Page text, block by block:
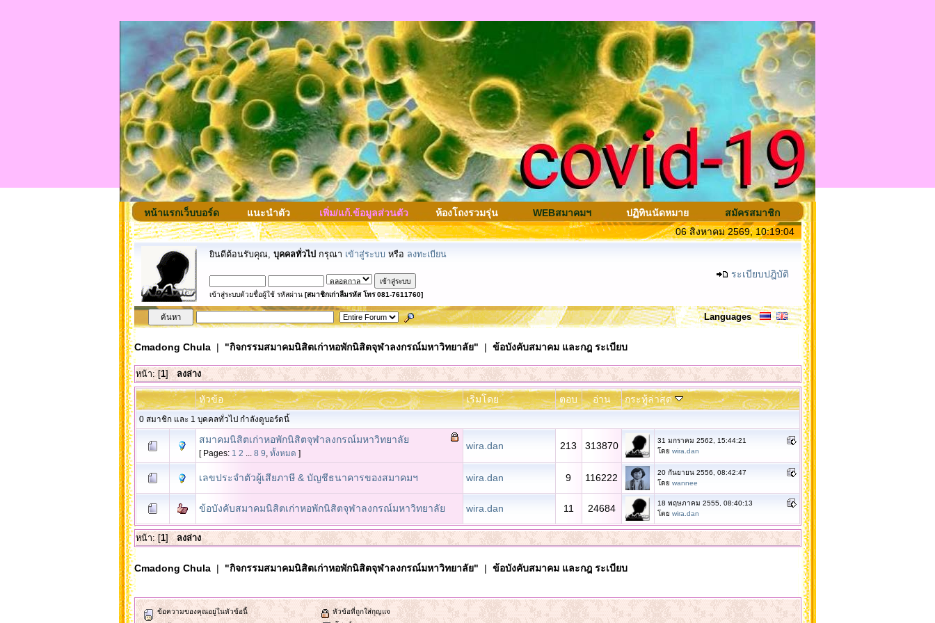
หน้าแรกเว็บบอร์ด แนะนำตัว เพิ่ม/แก้.ข้อมูลส่วนตัว ห้องโถงรวมรุ่น WEBสมาคมฯ ปฏิทินนัดหมาย
สมัครสมาชิก
06 สิงหาคม 2569, 10:19:04
ยินดีต้อนรับคุณ, บุคคลทั่วไป กรุณา เข้าสู่ระบบ หรือ ลงทะเบียน
เข้าสู่ระบบด้วยชื่อผู้ใช้ รหัสผ่าน [สมาชิกเก่าลืมรหัส โทร 081-7611760]
ระเบียบปฎิบัติ
Languages
Cmadong Chula| "กิจกรรมสมาคมนิสิตเก่าหอพักนิสิตจุฬาลงกรณ์มหาวิทยาลัย" | ข้อบังคับสมาคม และกฎ ระเบียบ
หน้า: [1]ลงล่าง
หัวข้อ เริ่มโดย ตอบ อ่าน กระทู้ล่าสุด
0 สมาชิก และ 1 บุคคลทั่วไป กำลังดูบอร์ดนี้
สมาคมนิสิตเก่าหอพักนิสิตจุฬาลงกรณ์มหาวิทยาลัย
[ Pages: 1 2 8 9 ทั้งหมด ]
wira.dan 213 313870
31 มกราคม 2562, 15:44:21
โดย wira.dan
เลขประจำตัวผู้เสียภาษี & บัญชีธนาคารของสมาคมฯ wira.dan 9 116222
20 กันยายน 2556, 08:42:47
โดย wannee
ข้อบังคับสมาคมนิสิตเก่าหอพักนิสิตจุฬาลงกรณ์มหาวิทยาลัย wira.dan 11 24684
18 พฤษภาคม 2555, 08:40:13
โดย wira.dan
หน้า: [1]ลงล่าง
Cmadong Chula| "กิจกรรมสมาคมนิสิตเก่าหอพักนิสิตจุฬาลงกรณ์มหาวิทยาลัย" | ข้อบังคับสมาคม และกฎ ระเบียบ
ข้อความของคุณอยู่ในหัวข้อนี้
หัวข้อที่ถูกใส่กุญแจ